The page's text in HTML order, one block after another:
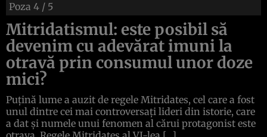
Poza 4 / 5
Mitridatismul: este posibil să
devenim cu adevărat imuni la
otravă prin consumul unor doze
mici?
Puțină lume a auzit de regele Mitridates, cel care a fost
unul dintre cei mai controversați lideri din istorie, care
a dat și numele unui fenomen al cărui protagonist este